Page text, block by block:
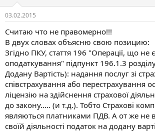
03.02.2015
Считаю что не правомерно!!!
В двух словах объясню свою позицию:
Згідно ПКУ, стаття 196 "Операції, що не
оподаткування" підпункт 196.1.3
Додану Вартість): надання послуг зі
співстрахування або перестрахування
ліцензію на здійснення страхової
до закону..... (и т.д.). Тобто Страхові
являються платниками ПДВ. А от же не
своїй діяльності податок на додану